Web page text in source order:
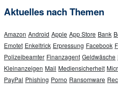
Aktuelles nach Themen
Amazon Android Apple App Store Bank
Emotet Enkeltrick Erpressung Facebook
Polizeibeamter Finanzagent Geldwäsche
Kleinanzeigen Mail Mediensicherheit
PayPal Phishing Porno Ransomware